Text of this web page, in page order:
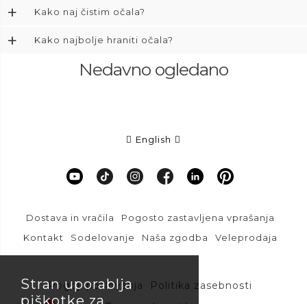
+ Kako naj čistim očala?
+ Kako najbolje hraniti očala?
Nedavno ogledano
English
Dostava in vračila
Pogosto zastavljena vprašanja
Kontakt
Sodelovanje Naša zgodba Veleprodaja
Pogoji poslovanja
Politika zasebnosti
Stran uporablja
piškotke za